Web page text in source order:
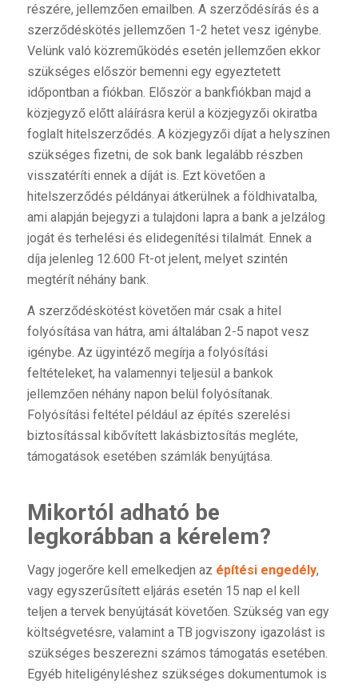
részére, jellemzően emailben. A szerződésírás és a
szerződéskötés jellemzően 1-2 hetet vesz igénybe.
Velünk való közreműködés esetén jellemzően ekkor
szükséges először bemenni egy egyeztetett
időpontban a fiókban. Először a bankfiókban majd a
közjegyző előtt aláírásra kerül a közjegyzői okiratba
foglalt hitelszerződés. A közjegyzői díjat a helyszínen
szükséges fizetni, de sok bank legalább részben
visszatéríti ennek a díját is. Ezt követően a
hitelszerződés példányai átkerülnek a földhivatalba,
ami alapján bejegyzi a tulajdoni lapra a bank a jelzálog
jogát és terhelési és elidegenítési tilalmát. Ennek a
díja jelenleg 12.600 Ft-ot jelent, melyet szintén
megtérít néhány bank.
A szerződéskötést követően már csak a hitel
folyósítása van hátra, ami általában 2-5 napot vesz
igénybe. Az ügyintéző megírja a folyósítási
feltételeket, ha valamennyi teljesül a bankok
jellemzően néhány napon belül folyósítanak.
Folyósítási feltétel például az építés szerelési
biztosítással kibővített lakásbiztosítás megléte,
támogatások esetében számlák benyújtása.
Mikortól adható be
legkorábban a kérelem?
Vagy jogerőre kell emelkedjen az építési engedély,
vagy egyszerűsített eljárás esetén 15 nap el kell
teljen a tervek benyújtását követően. Szükség van egy
költségvetésre, valamint a TB jogviszony igazolást is
szükséges beszerezni számos támogatás esetében.
Egyéb hiteligényléshez szükséges dokumentumok is